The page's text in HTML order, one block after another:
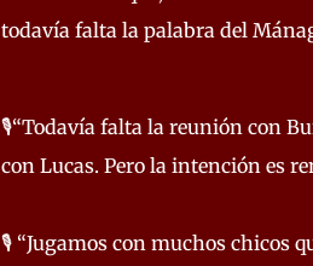
todavía falta la palabra del
🎙️“Todavía falta la reunión con
con Lucas. Pero la intención es
🎙️ “Jugamos con muchos chicos